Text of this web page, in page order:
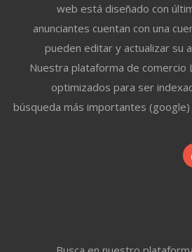
web está diseñado con
anunciantes cuentan con una
pueden editar y actualizar su
Nuestra plataforma de comercio
optimizados para ser
búsqueda más importantes